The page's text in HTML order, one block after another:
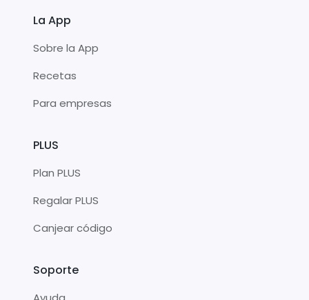
La App
Sobre la App
Recetas
Para empresas
PLUS
Plan PLUS
Regalar PLUS
Canjear código
Soporte